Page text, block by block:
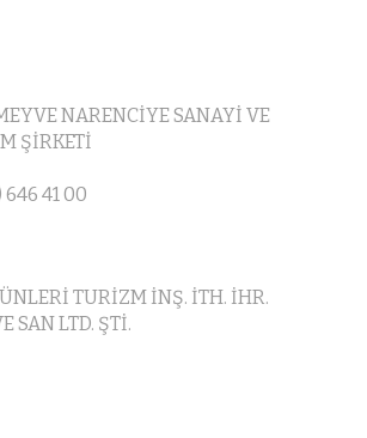
NARENCİYE SANAYİ VE
ŞİRKETİ
41 00
TURİZM İNŞ. İTH. İHR.
SAN LTD. ŞTİ.